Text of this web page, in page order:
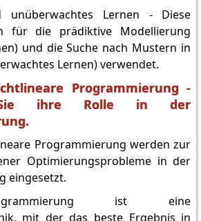
unüberwachtes Lernen - Diese
für die prädiktive Modellierung
und die Suche nach Mustern in
Lernen) verwendet.
Programmierung -
Sie ihre Rolle in der
Programmierung werden zur
Optimierungsprobleme in der
eingesetzt.
ist eine
mit der das beste Ergebnis in